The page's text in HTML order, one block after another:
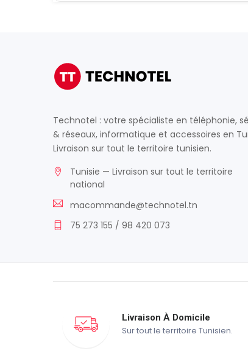
Technotel : votre spécialiste en téléphonie,
& réseaux, informatique et accessoires en
Livraison sur tout le territoire tunisien.
Tunisie — Livraison sur tout le territoire
national
macommande@technotel.tn
75 273 155 / 98 420 073
Livraison À Domicile
Sur tout le territoire Tunisien.